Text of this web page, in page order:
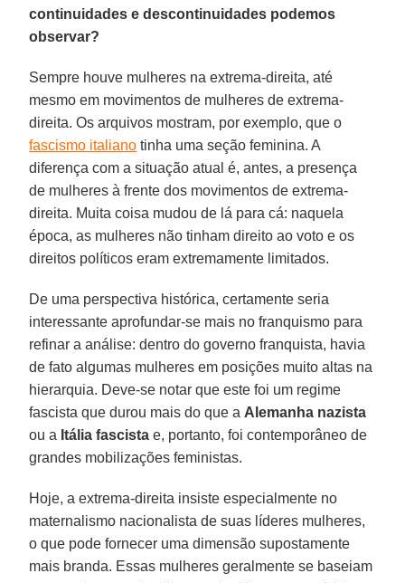
continuidades e descontinuidades podemos
observar?
Sempre houve mulheres na extrema-direita, até
mesmo em movimentos de mulheres de extrema-
direita. Os arquivos mostram, por exemplo, que o
fascismo italiano tinha uma seção feminina. A
diferença com a situação atual é, antes, a presença
de mulheres à frente dos movimentos de extrema-
direita. Muita coisa mudou de lá para cá: naquela
época, as mulheres não tinham direito ao voto e os
direitos políticos eram extremamente limitados.
De uma perspectiva histórica, certamente seria
interessante aprofundar-se mais no franquismo para
refinar a análise: dentro do governo franquista, havia
de fato algumas mulheres em posições muito altas na
hierarquia. Deve-se notar que este foi um regime
fascista que durou mais do que a Alemanha nazista
ou a Itália fascista e, portanto, foi contemporâneo de
grandes mobilizações feministas.
Hoje, a extrema-direita insiste especialmente no
maternalismo nacionalista de suas líderes mulheres,
o que pode fornecer uma dimensão supostamente
mais branda. Essas mulheres geralmente se baseiam